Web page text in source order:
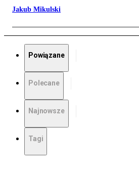
Jakub Mikulski
Powiązane
Polecane
Najnowsze
Tagi